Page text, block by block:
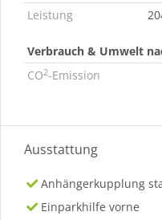
Leistung
Verbrauch & Umwelt
CO2-Emission
Ausstattung
Anhängerkupplung
Einparkhilfe vorne